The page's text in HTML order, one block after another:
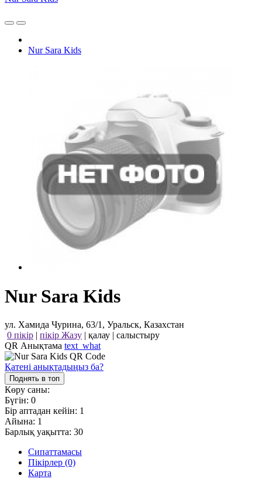
Nur Sara Kids
Nur Sara Kids
ул. Хамида Чурина, 63/1, Уральск, Казахстан
0 пікір | пікір Жазу | қалау | салыстыру
QR Анықтама text_what
Қатені анықтадыңыз ба?
Поднять в топ
Көру саны:
Бүгін: 0
Бір аптадан кейін: 1
Айына: 1
Барлық уақытта: 30
Сипаттамасы
Пікірлер (0)
Карта